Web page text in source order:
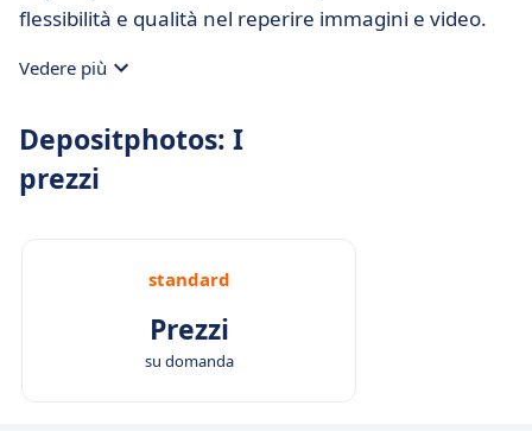
flessibilità e qualità nel reperire immagini e video.
Vedere più
Depositphotos: I
prezzi
standard
Prezzi
su domanda